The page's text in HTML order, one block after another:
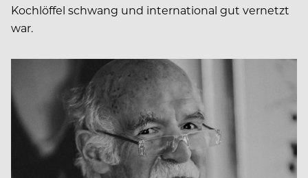
Kochlöffel schwang und international gut vernetzt
war.